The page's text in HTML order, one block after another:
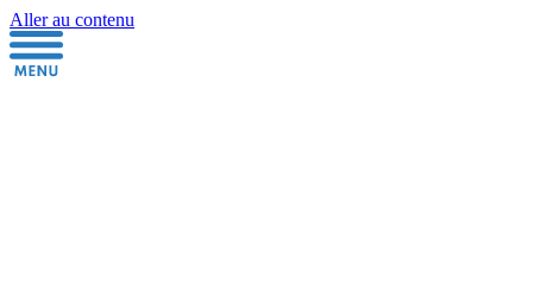
Aller au contenu